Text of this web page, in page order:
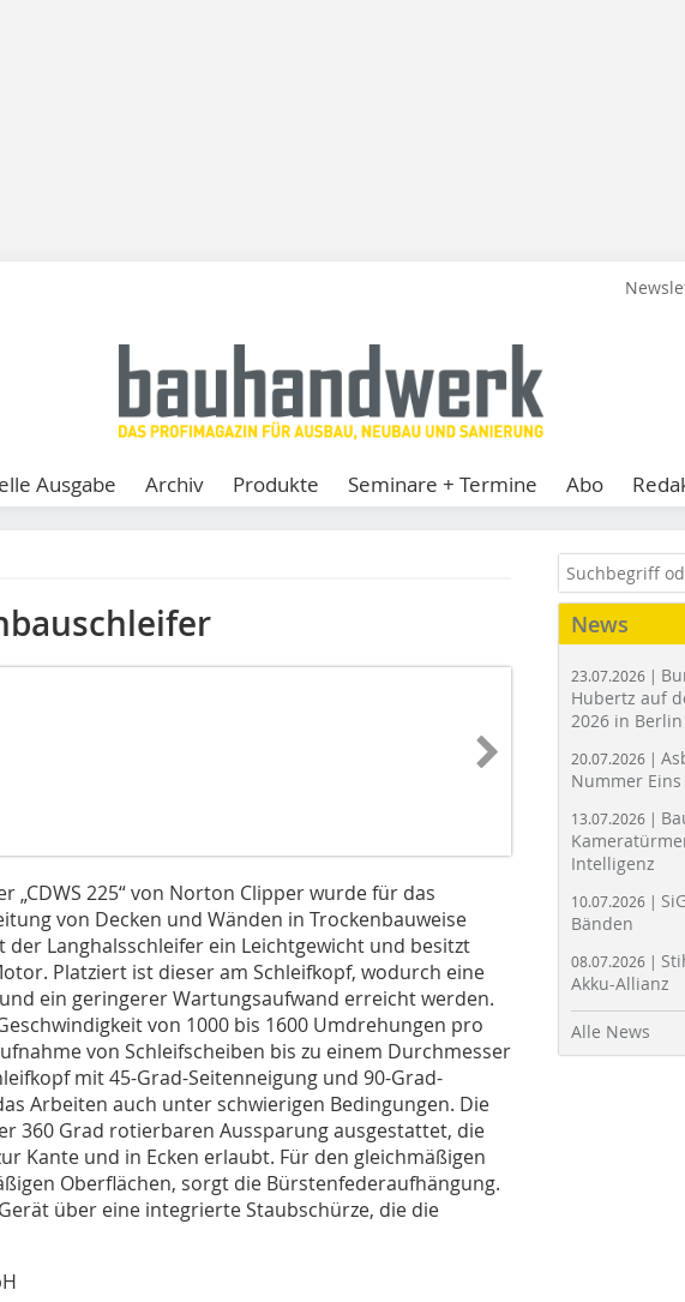
Ausgabe Archiv Produkte Seminare + Termine Abo
„CDWS 225“ von Norton Clipper wurde für das
von Decken und Wänden in Trockenbauweise
der Langhalsschleifer ein Leichtgewicht und besitzt
Platziert ist dieser am Schleifkopf, wodurch eine
ein geringerer Wartungsaufwand erreicht werden.
von 1000 bis 1600 Umdrehungen pro
von Schleifscheiben bis zu einem Durchmesser
mit 45-Grad-Seitenneigung und 90-Grad-
Arbeiten auch unter schwierigen Bedingungen. Die
360 Grad rotierbaren Aussparung ausgestattet, die
Kante und in Ecken erlaubt. Für den gleichmäßigen
Oberflächen, sorgt die Bürstenfederaufhängung.
über eine integrierte Staubschürze, die die
News
23.07.2026 |
Hubertz auf
2026 in Berlin
20.07.2026 |
Nummer Eins
13.07.2026 |
Intelligenz
10.07.2026 |
Bänden
08.07.2026 |
Akku-Allianz
Alle News